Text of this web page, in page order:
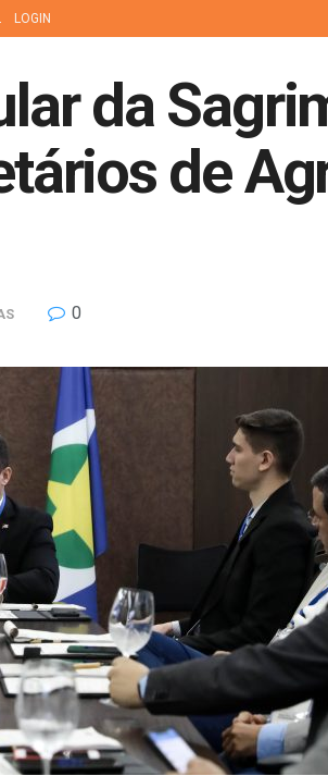
LOGIN
da
de
0